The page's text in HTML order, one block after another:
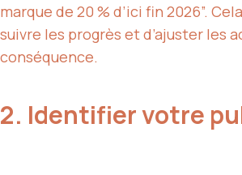
marque de 20 % d’ici fin 2026”.
suivre les progrès et d’ajuster les
conséquence.
2. Identifier votre